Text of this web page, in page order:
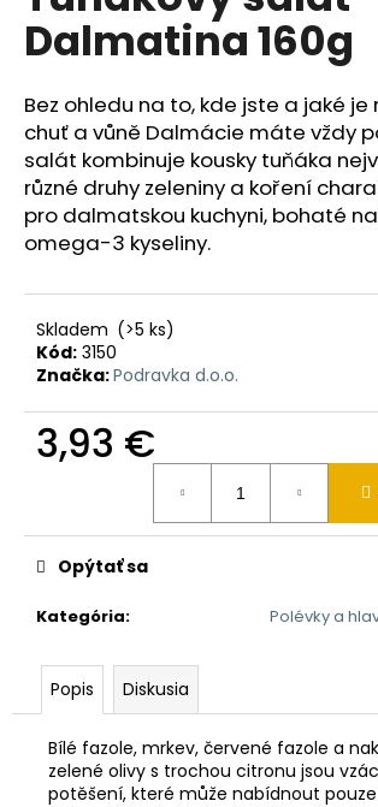
0,0
hviezdičiek.
Dalmatina 160g
Bez ohledu na to, kde jste a jaké
chuť a vůně Dalmácie máte vždy
salát kombinuje kousky tuňáka
různé druhy zeleniny a koření
pro dalmatskou kuchyni, bohaté
omega-3 kyseliny.
Skladem (>5 ks)
Kód: 3150
Značka:Podravka d.o.o.
3,93 €
Kategória: Polévky a
Opýtať sa
Popis Diskusia
Bílé fazole, mrkev, červené fazole a
zelené olivy s trochou citronu jsou
potěšení, které může nabídnout
á
j
s
ť
?
O
d
p
o
č
a
e
LINO
LADA
DUO
350G
3,54